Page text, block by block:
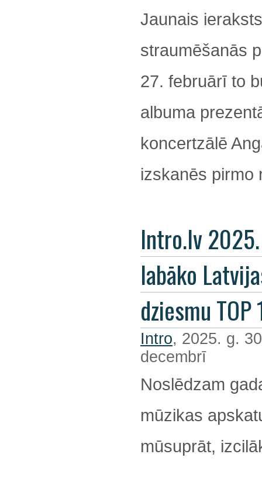
Jaunais
straumēšanās
27. februārī to
albuma
koncertzālē
izskanēs pirmo
Intro.lv
labāko
dziesmu TOP
Intro, 2025. g.
decembrī
Noslēdzam
mūzikas
mūsuprāt,